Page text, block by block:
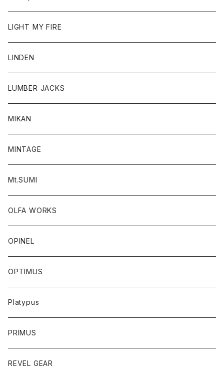
LIGHT MY FIRE
LINDEN
LUMBER JACKS
MIKAN
MINTAGE
Mt.SUMI
OLFA WORKS
OPINEL
OPTIMUS
Platypus
PRIMUS
REVEL GEAR